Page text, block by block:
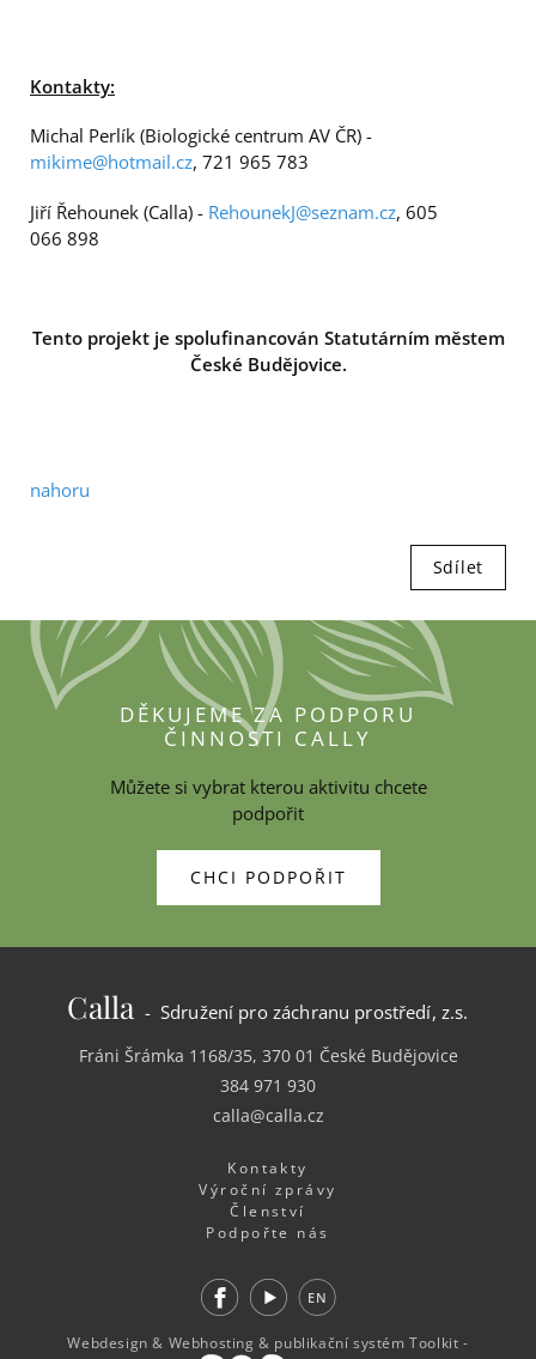
Kontakty:
Michal Perlík (Biologické centrum AV ČR) -
mikime@hotmail.cz, 721 965 783
Jiří Řehounek (Calla) - RehounekJ@seznam.cz, 605
066 898
Tento projekt je spolufinancován Statutárním městem
České Budějovice.
nahoru
Sdílet
DĚKUJEME ZA PODPORU
ČINNOSTI CALLY
Můžete si vybrat kterou aktivitu chcete
podpořit
CHCI PODPOŘIT
Calla - Sdružení pro záchranu prostředí, z.s.
Fráni Šrámka 1168/35, 370 01 České Budějovice
384 971 930
calla@calla.cz
Kontakty
Výroční zprávy
Členství
Podpořte nás
FacebookYoutube EN
Webdesign & Webhosting & publikační systém Toolkit -